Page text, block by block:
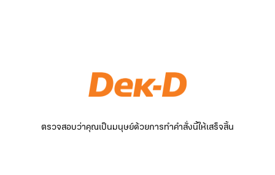
ตรวจสอบว่าคุณเป็นมนุษย์ด้วยการทำคำสั่งนี้ให้เสร็จสิ้น